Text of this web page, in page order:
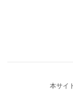
本サイ